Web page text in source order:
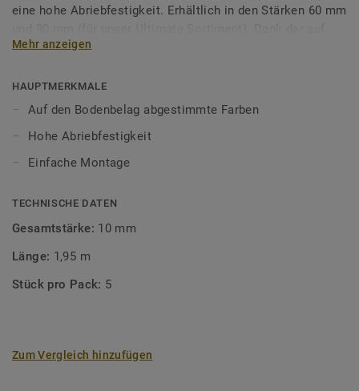
eine hohe Abriebfestigkeit. Erhältlich in den Stärken 60 mm
unsere Designböden abgestimmten Farben sorgen Sie für
Mehr anzeigen
HAUPTMERKMALE
Auf den Bodenbelag abgestimmte Farben
Hohe Abriebfestigkeit
Einfache Montage
TECHNISCHE DATEN
Gesamtstärke: 10 mm
Länge: 1,95 m
Stück pro Pack: 5
Zum Vergleich hinzufügen